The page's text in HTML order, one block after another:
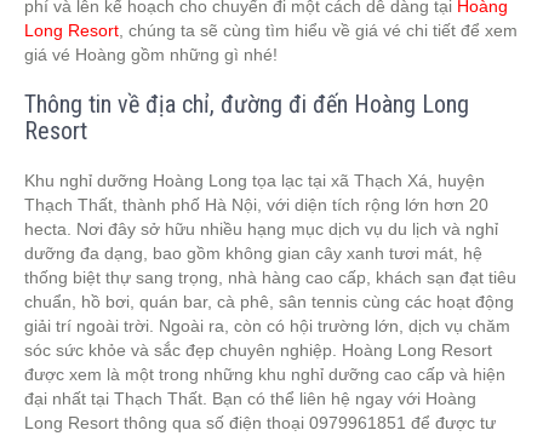
phí và lên kế hoạch cho chuyến đi một cách dễ dàng tại Hoàng
Long Resort , chúng ta sẽ cùng tìm hiểu về giá vé chi tiết để xem
giá vé Hoàng gồm những gì nhé!
Thông tin về địa chỉ, đường đi đến Hoàng Long
Resort
Khu nghỉ dưỡng Hoàng Long tọa lạc tại xã Thạch Xá, huyện
Thạch Thất, thành phố Hà Nội, với diện tích rộng lớn hơn 20
hecta. Nơi đây sở hữu nhiều hạng mục dịch vụ du lịch và nghỉ
dưỡng đa dạng, bao gồm không gian cây xanh tươi mát, hệ
thống biệt thự sang trọng, nhà hàng cao cấp, khách sạn đạt tiêu
chuẩn, hồ bơi, quán bar, cà phê, sân tennis cùng các hoạt động
giải trí ngoài trời. Ngoài ra, còn có hội trường lớn, dịch vụ chăm
sóc sức khỏe và sắc đẹp chuyên nghiệp. Hoàng Long Resort
được xem là một trong những khu nghỉ dưỡng cao cấp và hiện
đại nhất tại Thạch Thất. Bạn có thể liên hệ ngay với Hoàng
Long Resort thông qua số điện thoại 0979961851 để được tư